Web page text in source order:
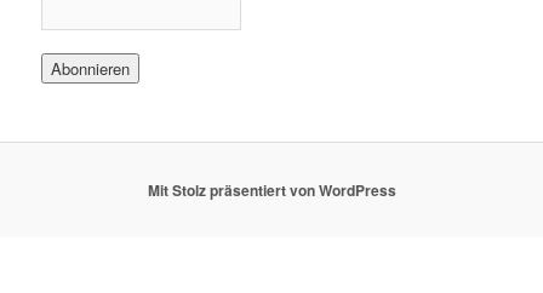
Mit Stolz präsentiert von WordPress